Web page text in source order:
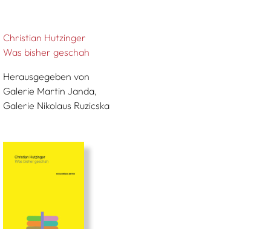
Christian Hutzinger
Was bisher geschah
Herausgegeben von
Galerie Martin Janda,
Galerie Nikolaus Ruzicska